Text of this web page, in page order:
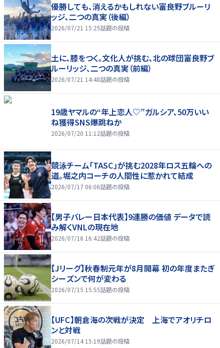
優勝しても、消えるかもしれない――富良野ブルーリ
ッジ、二つの真実（後編）
2026/07/21 15:25話題の投稿
土に、膝をつく。文化人が挑む、北の球団――富良野ブ
ルーリッジ、二つの真実（前編）
2026/07/21 14:48話題の投稿
19歳ヤマルの“年上恋人♡”ガルシア、50万いい
ね獲得SNS爆跳ねか
2026/07/20 11:12話題の投稿
競泳チーム「TASC」が挑む2028年ロス五輪への
道。堀之内コーチの人間性に惹かれて結成
2026/07/17 06:06話題の投稿
【男子バレー日本代表】9連勝の価値 データで読
み解くVNLの現在地
2026/07/16 16:42話題の投稿
【Jリーグ】秋春制元年が8月開幕 初の年度またぎ
シーズンで何が変わる
2026/07/15 15:55話題の投稿
【UFC】朝倉海の次戦が決定 上海でアオリチロ
ンと対戦
2026/07/14 15:19話題の投稿